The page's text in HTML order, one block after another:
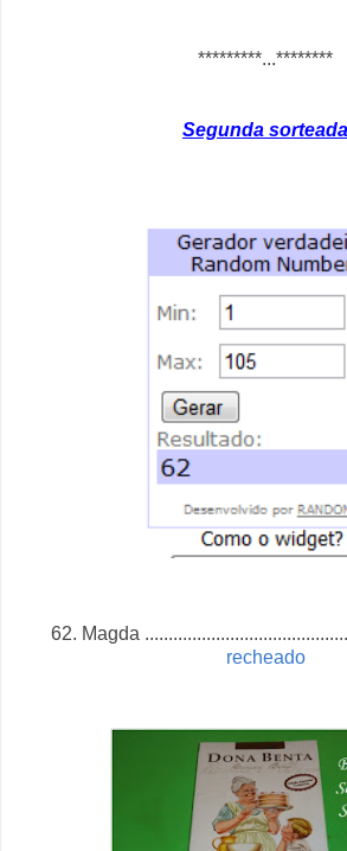
*********...********
Segunda sorteada
62. Magda
recheado